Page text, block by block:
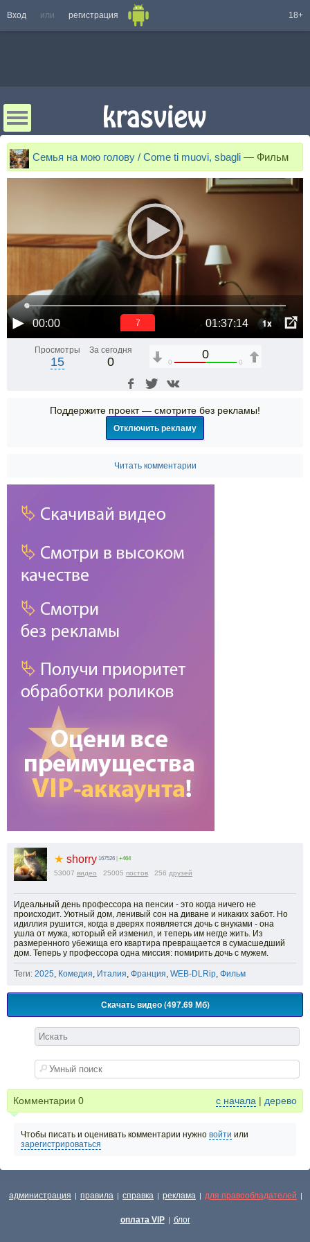
Вход или регистрация 18+
Семья на мою голову / Come ti muovi, sbagli — Фильм
00:00 01:37:14 1x
6
Просмотры
15
За сегодня
0
0
0 0
Поддержите проект — смотрите без рекламы!
Отключить рекламу
Читать комментарии
★ shorry 167526 +464
53007 видео 25005 постов 256 друзей
Идеальный день профессора на пенсии - это когда ничего не
происходит. Уютный дом, ленивый сон на диване и никаких забот. Но
идиллия рушится, когда в дверях появляется дочь с внуками - она
ушла от мужа, который ей изменил, и теперь им негде жить. Из
размеренного убежища его квартира превращается в сумасшедший
дом. Теперь у профессора одна миссия: помирить дочь с мужем.
Теги: 2025, Комедия, Италия, Франция, WEB-DLRip, Фильм
Скачать видео (497.69 Мб)
Комментарии 0 с начала | дерево
Чтобы писать и оценивать комментарии нужно войти или
зарегистрироваться
администрация | правила | справка | реклама | для правообладателей |
оплата VIP | блог